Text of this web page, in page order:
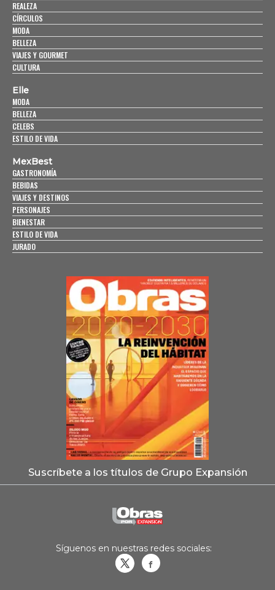
REALEZA
CÍRCULOS
MODA
BELLEZA
VIAJES Y GOURMET
CULTURA
Elle
MODA
BELLEZA
CELEBS
ESTILO DE VIDA
MexBest
GASTRONOMÍA
BEBIDAS
VIAJES Y DESTINOS
PERSONAJES
BIENESTAR
ESTILO DE VIDA
JURADO
Suscríbete a los títulos de Grupo Expansión
Síguenos en nuestras redes sociales: